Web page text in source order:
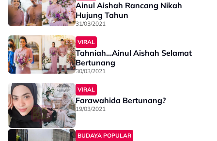
Ainul Aishah Rancang Nikah
Hujung Tahun
31/03/2021
VIRAL
Tahniah...Ainul Aishah Selamat
Bertunang
30/03/2021
VIRAL
Farawahida Bertunang?
19/03/2021
BUDAYA POPULAR